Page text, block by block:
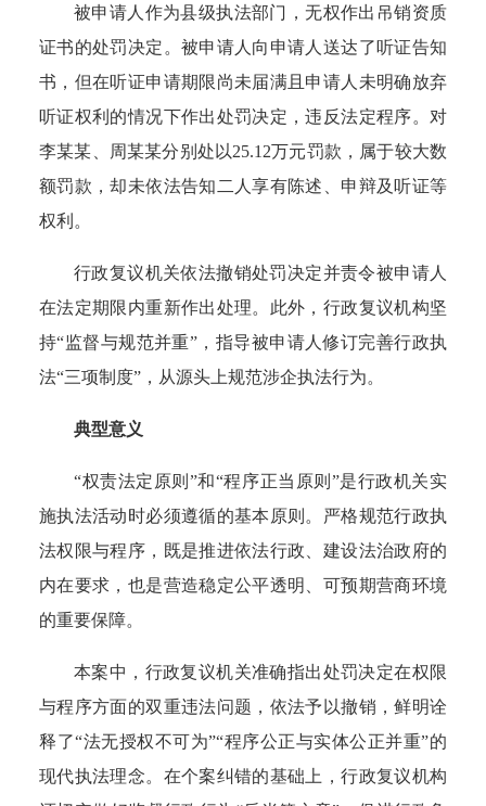
被申请人作为县级执法部门，无权作出吊销资质
证书的处罚决定。被申请人向申请人送达了听证告知
书，但在听证申请期限尚未届满且申请人未明确放弃
听证权利的情况下作出处罚决定，违反法定程序。对
李某某、周某某分别处以25.12万元罚款，属于较大数
额罚款，却未依法告知二人享有陈述、申辩及听证等
权利。
行政复议机关依法撤销处罚决定并责令被申请人
在法定期限内重新作出处理。此外，行政复议机构坚
持“监督与规范并重”，指导被申请人修订完善行政执
法“三项制度”，从源头上规范涉企执法行为。
典型意义
“权责法定原则”和“程序正当原则”是行政机关实
施执法活动时必须遵循的基本原则。 严格规范行政执
法权限与程序，既是推进依法行政、建设法治政府的
内在要求，也是营造稳定公平透明、可预期营商环境
的重要保障。
本案中，行政复议机关准确指出处罚决定在权限
与程序方面的双重违法问题，依法予以撤销，鲜明诠
释了“法无授权不可为”“程序公正与实体公正并重”的
现代执法理念。在个案纠错的基础上，行政复议机构